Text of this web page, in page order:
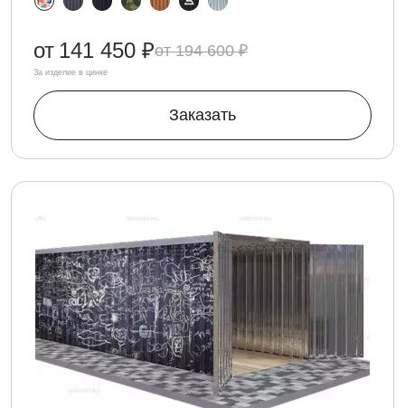
194 600 ₽
от 141 450 ₽
За изделие в цинке
Заказать